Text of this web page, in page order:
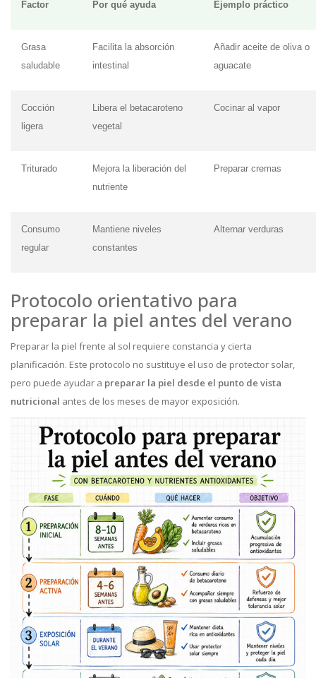
Factor Por qué ayuda Ejemplo práctico
Grasa
saludable
Facilita la absorción
intestinal
Añadir aceite de oliva o
aguacate
Cocción
ligera
Libera el betacaroteno
vegetal
Cocinar al vapor
Triturado
Mejora la liberación del
nutriente
Preparar cremas
Consumo
regular
Mantiene niveles
constantes
Alternar verduras
Protocolo orientativo para
preparar la piel antes del verano
Preparar la piel frente al sol requiere constancia y cierta
planificación. Este protocolo no sustituye el uso de protector solar,
pero puede ayudar a preparar la piel desde el punto de vista
nutricional antes de los meses de mayor exposición.